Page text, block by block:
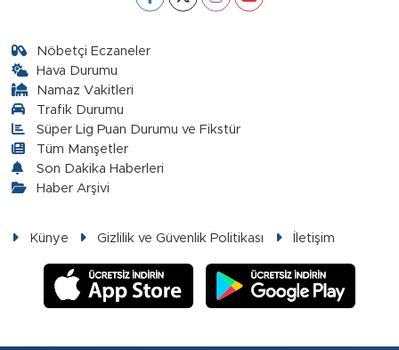
Nöbetçi Eczaneler
Hava Durumu
Namaz Vakitleri
Trafik Durumu
Süper Lig Puan Durumu ve Fikstür
Tüm Manşetler
Son Dakika Haberleri
Haber Arşivi
Künye Gizlilik ve Güvenlik Politikası İletişim